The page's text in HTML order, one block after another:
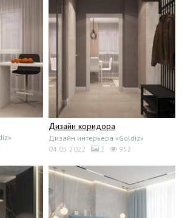
Дизайн коридора
Дизайн интерьера «Goldiz»
04.05.2022
2 952